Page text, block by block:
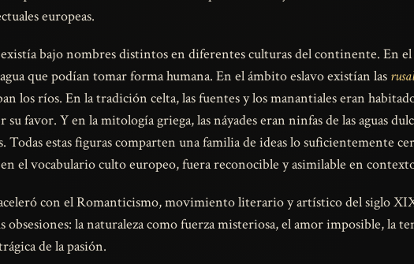
europeas.
existía bajo nombres distintos en diferentes culturas del continente. En
que podían tomar forma humana. En el ámbito eslavo existían las
los ríos. En la tradición celta, las fuentes y los manantiales eran
favor. Y en la mitología griega, las náyades eran ninfas de las aguas
Todas estas figuras comparten una familia de ideas lo suficientemente
el vocabulario culto europeo, fuera reconocible y asimilable en
con el Romanticismo, movimiento literario y artístico del siglo
obsesiones: la naturaleza como fuerza misteriosa, el amor imposible, la
de la pasión.